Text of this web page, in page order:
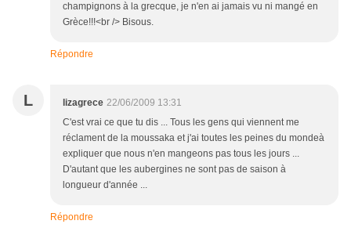
champignons à la grecque, je n'en ai jamais vu ni mangé en
Grèce!!!<br /> Bisous.
Répondre
L lizagrece 22/06/2009 13:31
C'est vrai ce que tu dis ... Tous les gens qui viennent me
réclament de la moussaka et j'ai toutes les peines du mondeà
expliquer que nous n'en mangeons pas tous les jours ...
D'autant que les aubergines ne sont pas de saison à
longueur d'année ...
Répondre